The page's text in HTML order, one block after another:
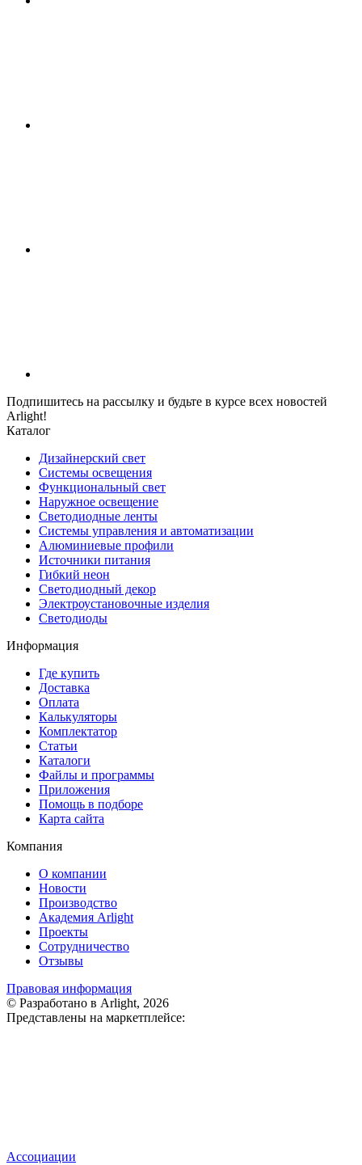
Подпишитесь на рассылку и будьте в курсе всех новостей
Arlight!
Каталог
Дизайнерский свет
Системы освещения
Функциональный свет
Наружное освещение
Светодиодные ленты
Системы управления и автоматизации
Алюминиевые профили
Источники питания
Гибкий неон
Светодиодный декор
Электроустановочные изделия
Светодиоды
Информация
Где купить
Доставка
Оплата
Калькуляторы
Комплектатор
Статьи
Каталоги
Файлы и программы
Приложения
Помощь в подборе
Карта сайта
Компания
О компании
Новости
Производство
Академия Arlight
Проекты
Сотрудничество
Отзывы
Правовая информация
© Разработано в Arlight, 2026
Представлены на маркетплейсе:
Ассоциации